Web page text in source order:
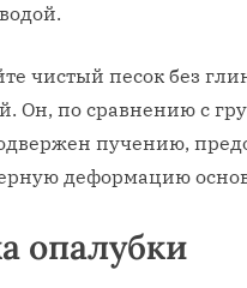
чистый песок без
Он, по сравнению с
пучению,
деформацию
опалубки